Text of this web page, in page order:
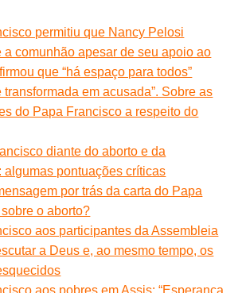
permitiu que Nancy Pelosi
a comunhão apesar de seu apoio ao
que “há espaço para todos”
transformada em acusada”. Sobre as
do Papa Francisco a respeito do
diante do aborto e da
algumas pontuações críticas
por trás da carta do Papa
o aborto?
aos participantes da Assembleia
a Deus e, ao mesmo tempo, os
aos pobres em Assis: “Esperança